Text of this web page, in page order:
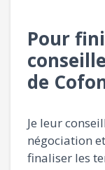
Pour
de
Je leur
négociation
finaliser les